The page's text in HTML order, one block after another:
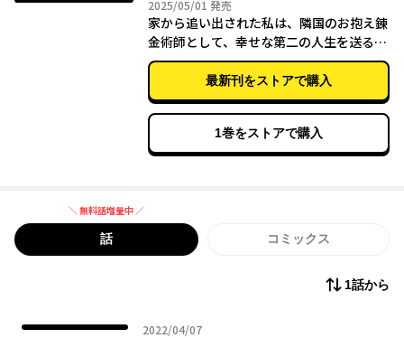
2025/05/01 2025年05月01日
発売
家から追い出された私は、隣国のお抱え錬
金術師として、幸せな第二の人生を送る事
にしました！ 05
最新刊をストアで購入
1巻をストアで購入
＼ 無料話増量中 ／
無料話増量中
話 コミックス
1話から
2022/04/07
2022年04月07日